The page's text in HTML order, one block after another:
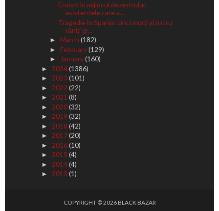
Eroism în mijlocul dezastrului:
asistentele care a...
Tragedie în Spania: cinci morți și patru
răniți gr...
► March (182)
► February(129)
► January(160)
► 2024(1386)
► 2023 (101)
► 2022 (22)
► 2021 (8)
► 2020(32)
► 2019 (32)
► 2018 (42)
► 2017(20)
► 2016(10)
► 2015 (4)
► 2014(4)
► 2013 (1)
COPYRIGHT ©2026 BLACK BAZAR